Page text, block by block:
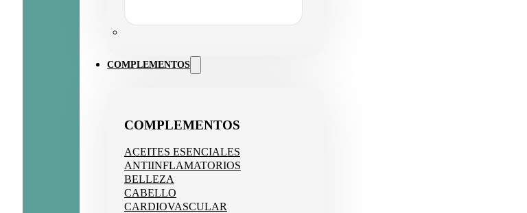
COMPLEMENTOS
COMPLEMENTOS
ACEITES ESENCIALES
ANTIINFLAMATORIOS
BELLEZA
CABELLO
CARDIOVASCULAR